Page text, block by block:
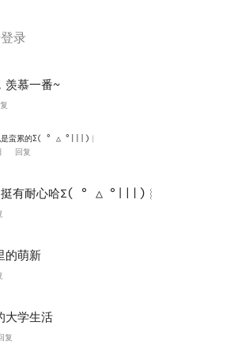
录
羡慕一番~
是蛮累的Σ( ° △ °|||)︴
回复
挺有耐心哈Σ( ° △ °|||)︴
的萌新
大学生活
复